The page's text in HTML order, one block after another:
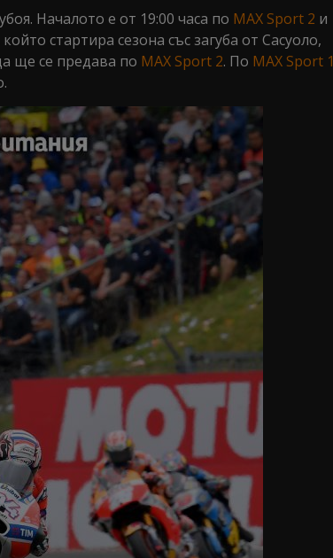
Началото е от 19:00 часа по MAX Sport 2 и
стартира сезона със загуба от Сасуоло,
ще се предава по MAX Sport 2. По MAX Sport 1